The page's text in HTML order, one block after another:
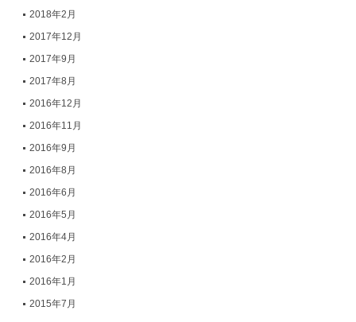
2018年2月
2017年12月
2017年9月
2017年8月
2016年12月
2016年11月
2016年9月
2016年8月
2016年6月
2016年5月
2016年4月
2016年2月
2016年1月
2015年7月